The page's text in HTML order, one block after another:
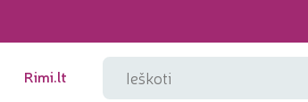
Rimi.lt